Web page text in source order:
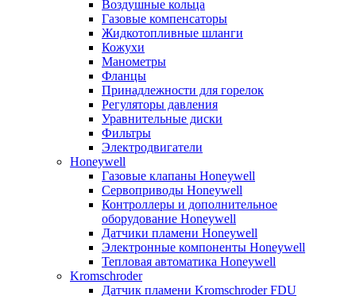
Воздушные кольца
Газовые компенсаторы
Жидкотопливные шланги
Кожухи
Манометры
Фланцы
Принадлежности для горелок
Регуляторы давления
Уравнительные диски
Фильтры
Электродвигатели
Honeywell
Газовые клапаны Honeywell
Сервоприводы Honeywell
Контроллеры и дополнительное
оборудование Honeywell
Датчики пламени Honeywell
Электронные компоненты Honeywell
Тепловая автоматика Honeywell
Kromschroder
Датчик пламени Kromschroder FDU